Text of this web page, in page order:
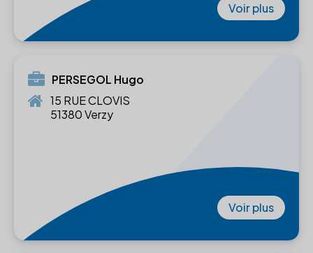
Voir plus
PERSEGOL Hugo
15 RUE CLOVIS
51380 Verzy
Voir plus